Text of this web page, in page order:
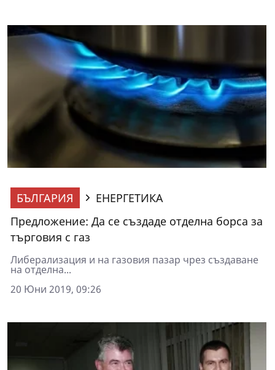
БЪЛГАРИЯ
ЕНЕРГЕТИКА
Предложение: Да се създаде отделна борса за
търговия с газ
Либерализация и на газовия пазар чрез създаване
на отделна...
20 Юни 2019, 09:26